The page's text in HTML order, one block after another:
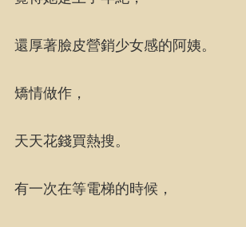
還厚著臉皮營銷少女感的阿姨。
矯情做作，
天天花錢買熱搜。
有一次在等電梯的時候，